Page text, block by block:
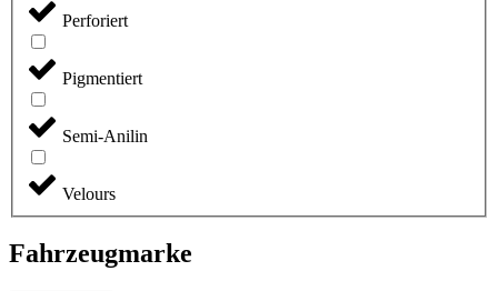
Perforiert
Pigmentiert
Semi-Anilin
Velours
Fahrzeugmarke